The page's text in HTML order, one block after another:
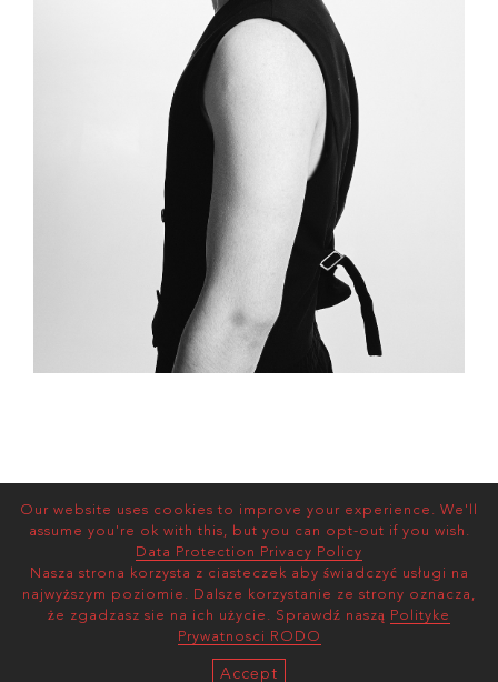
Our website uses cookies to improve your experience. We'll
assume you're ok with this, but you can opt-out if you wish.
Data Protection Privacy Policy
Nasza strona korzysta z ciasteczek aby świadczyć usługi na
najwyższym poziomie. Dalsze korzystanie ze strony oznacza,
że zgadzasz sie na ich użycie. Sprawdź naszą Polityke
Prywatnosci RODO
Accept